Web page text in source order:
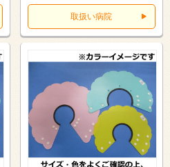
取扱い病院